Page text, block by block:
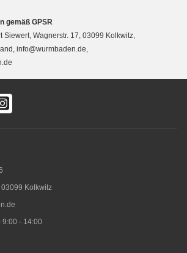
gemäß GPSR
Siewert, Wagnerstr. 17, 03099 Kolkwitz,
info@wurmbaden.de,
Kolkwitz
9:00 - 14:00